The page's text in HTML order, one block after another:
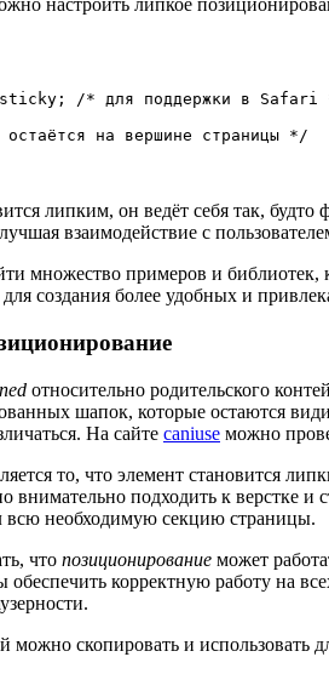
настроить липкое
/* для поддержки в Safari
на вершине страницы */
липким, он ведёт себя так,
взаимодействие с
множество примеров и библиотек,
создания более удобных и
относительно родительского
шапок, которые остаются
На сайте caniuse можно
то, что элемент становится
внимательно подходить к верстке и
всю необходимую секцию страницы.
что позиционирование может
обеспечить корректную работу на
можно скопировать и использовать